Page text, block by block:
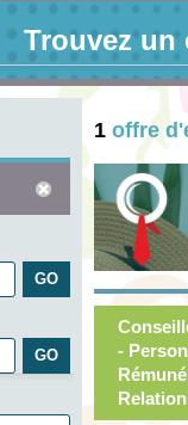
Trouvez un
1 offre
-